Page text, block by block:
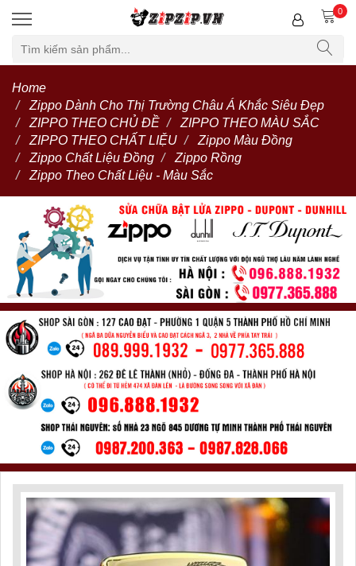
0
Home
Zippo Dành Cho Thị Trường Châu Á Khắc Siêu Đẹp
ZIPPO THEO CHỦ ĐỀ
ZIPPO THEO MÀU SẮC
ZIPPO THEO CHẤT LIỆU
Zippo Màu Đồng
Zippo Chất Liệu Đồng
Zippo Rồng
Zippo Theo Chất Liệu - Màu Sắc